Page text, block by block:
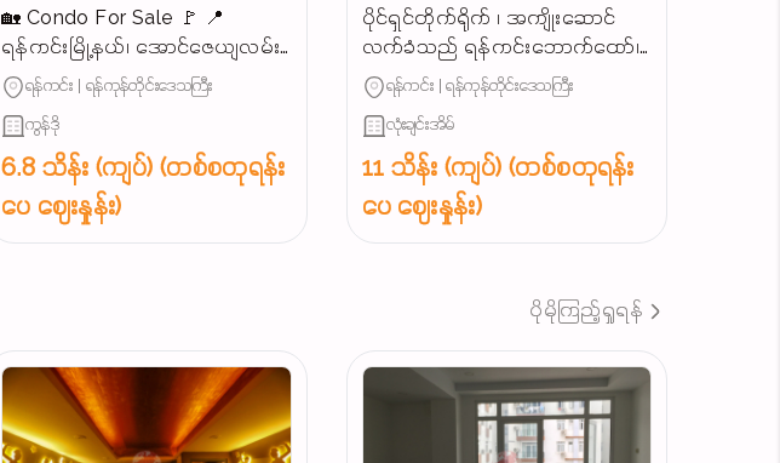
🏡 Condo For Sale 🚩 📍
ရန်ကင်းမြို့နယ်၊ အောင်ဇေယျလမ်း
အနီး (နေရာကောင်း)
ရန်ကင်း | ရန်ကုန်တိုင်းဒေသကြီး
ကွန်ဒို
6.8 သိန်း (ကျပ်) (တစ်စတုရန်း
ပေ ဈေးနှုန်း)
ပိုင်ရှင်တိုက်ရိုက် ၊ အကျိုးဆောင်
လက်ခံသည် ရန်ကင်းဘောက်ထော်၊
သာယာရွှေပြည်လမ်းမဂုတ်ကွက်၊
ရန်ကင်း | ရန်ကုန်တိုင်းဒေသကြီး
လုံးချင်းအိမ်
11 သိန်း (ကျပ်) (တစ်စတုရန်း
ပေ ဈေးနှုန်း)
ပိုမိုကြည့်ရှုရန်